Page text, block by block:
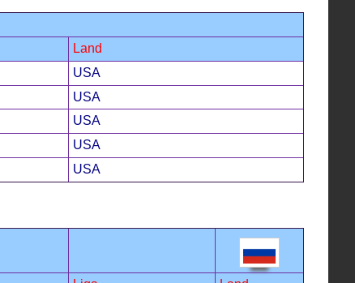
Land
USA
USA
USA
USA
USA